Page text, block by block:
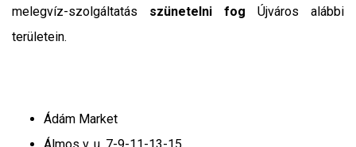
melegvíz-szolgáltatás szünetelni fog Újváros alábbi
területein.
Ádám Market